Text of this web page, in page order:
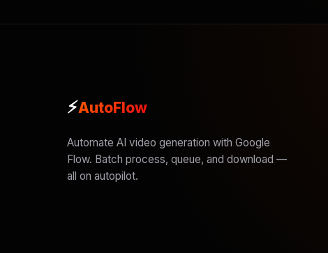
⚡AutoFlow
Automate AI video generation with Google
Flow. Batch process, queue, and download —
all on autopilot.